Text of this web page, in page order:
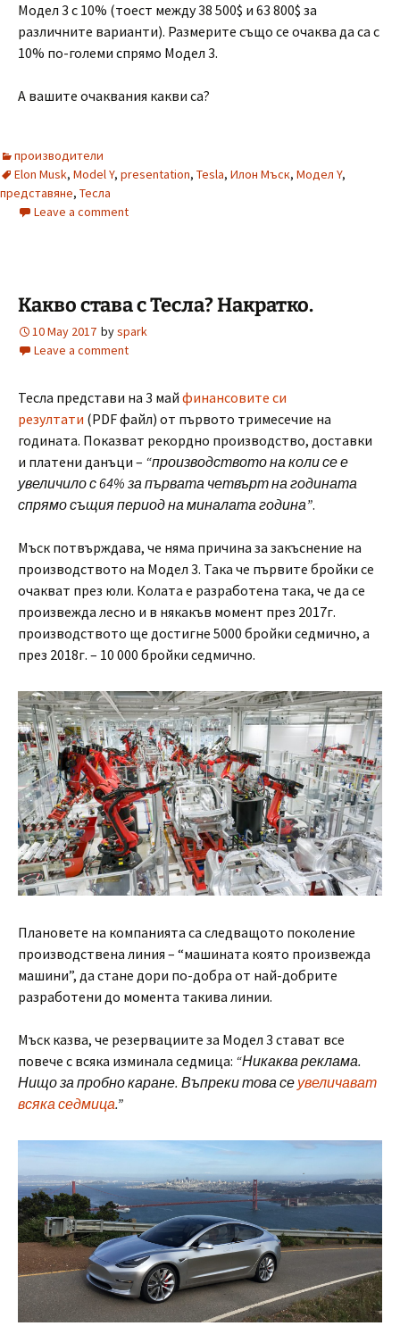
Модел 3 с 10% (тоест между 38 500$ и 63 800$ за
различните варианти). Размерите също се очаква да са с
10% по-големи спрямо Модел 3.
А вашите очаквания какви са?
производители
Elon Musk, Model Y, presentation, Tesla, Илон Мъск, Модел Y,
представяне, Тесла
Leave a comment
Какво става с Тесла? Накратко.
10 May 2017 byspark
Leave a comment
Тесла представи на 3 май финансовите си
резултати (PDF файл) от първото тримесечие на
годината. Показват рекордно производство, доставки
и платени данъци – “производството на коли се е
увеличило с 64% за първата четвърт на годината
спрямо същия период на миналата година”.
Мъск потвърждава, че няма причина за закъснение на
производството на Модел 3. Така че първите бройки се
очакват през юли. Колата е разработена така, че да се
произвежда лесно и в някакъв момент през 2017г.
производството ще достигне 5000 бройки седмично, а
през 2018г. – 10 000 бройки седмично.
Плановете на компанията са следващото поколение
производствена линия – “машината която произвежда
машини”, да стане дори по-добра от най-добрите
разработени до момента такива линии.
Мъск казва, че резервациите за Модел 3 стават все
повече с всяка изминала седмица: “Никаква реклама.
Нищо за пробно каране. Въпреки това се увеличават
всяка седмица.”